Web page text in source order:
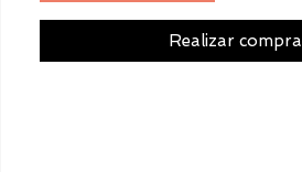
Realizar compra